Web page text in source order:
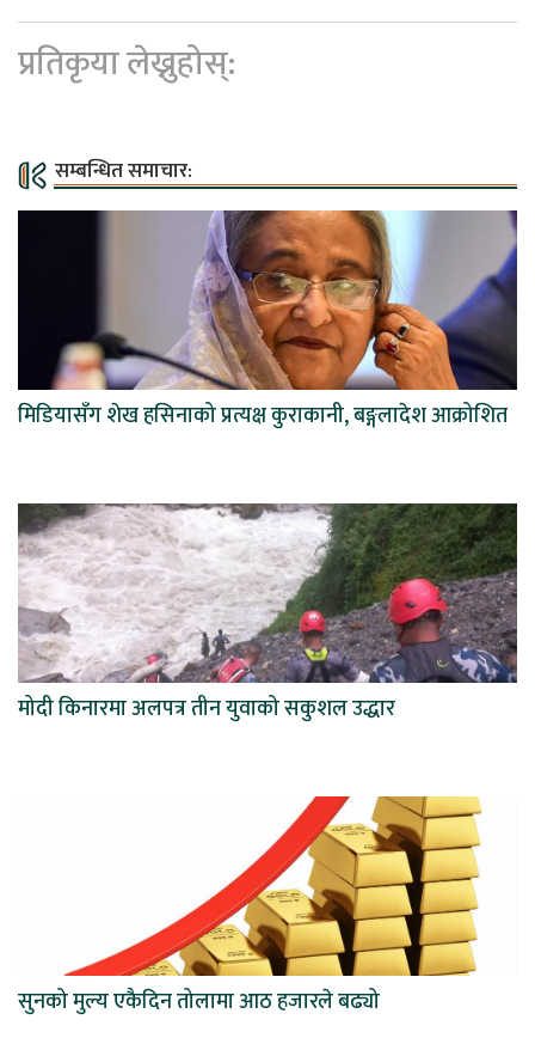
प्रतिकृया लेख्नुहोस्:
सम्बन्धित समाचार:
मिडियासँग शेख हसिनाको प्रत्यक्ष कुराकानी, बङ्गलादेश आक्रोशित
मोदी किनारमा अलपत्र तीन युवाको सकुशल उद्धार
सुनको मुल्य एकैदिन तोलामा आठ हजारले बढ्यो